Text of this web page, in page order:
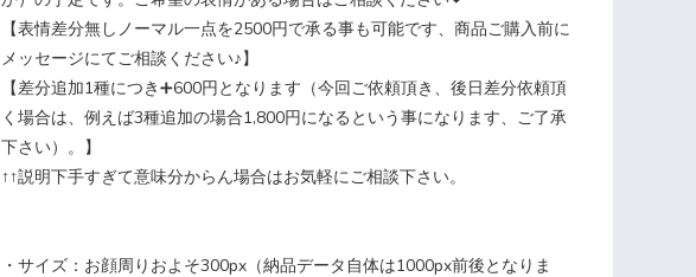
【表情差分無しノーマル一点を2500円で承る事も可能です、商品ご購入前に
メッセージにてご相談ください♪】
【差分追加1種につき➕600円となります（今回ご依頼頂き、後日差分依頼頂
く場合は、例えば3種追加の場合1,800円になるという事になります、ご了承
下さい）。】
↑↑説明下手すぎて意味分からん場合はお気軽にご相談下さい。
・サイズ：お顔周りおよそ300px（納品データ自体は1000px前後となりま